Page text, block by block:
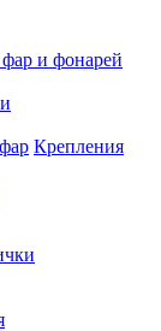
и фонарей
Крепления